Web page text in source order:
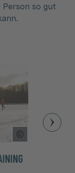
Person so gut
Copyright